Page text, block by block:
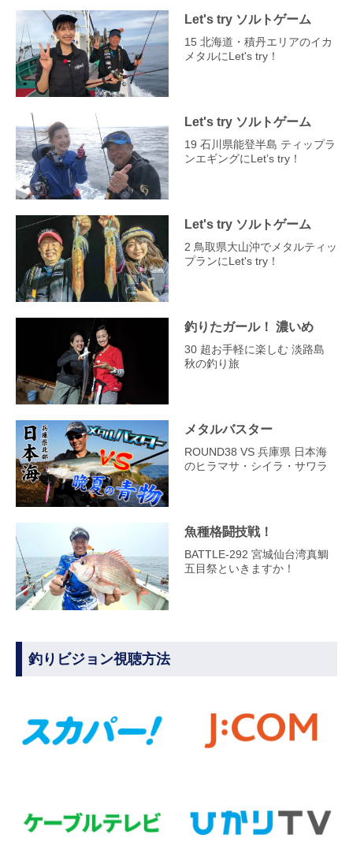
Let's try ソルトゲーム
15 北海道・積丹エリアのイカ
メタルにLet's try！
Let's try ソルトゲーム
19 石川県能登半島 ティップラ
ンエギングにLet’s try！
Let's try ソルトゲーム
2 鳥取県大山沖でメタルティッ
プランにLet's try！
釣りたガール！ 濃いめ
30 超お手軽に楽しむ 淡路島
秋の釣り旅
メタルバスター
ROUND38 VS 兵庫県 日本海
のヒラマサ・シイラ・サワラ
魚種格闘技戦！
BATTLE-292 宮城仙台湾真鯛
五目祭といきますか！
釣りビジョン視聴方法